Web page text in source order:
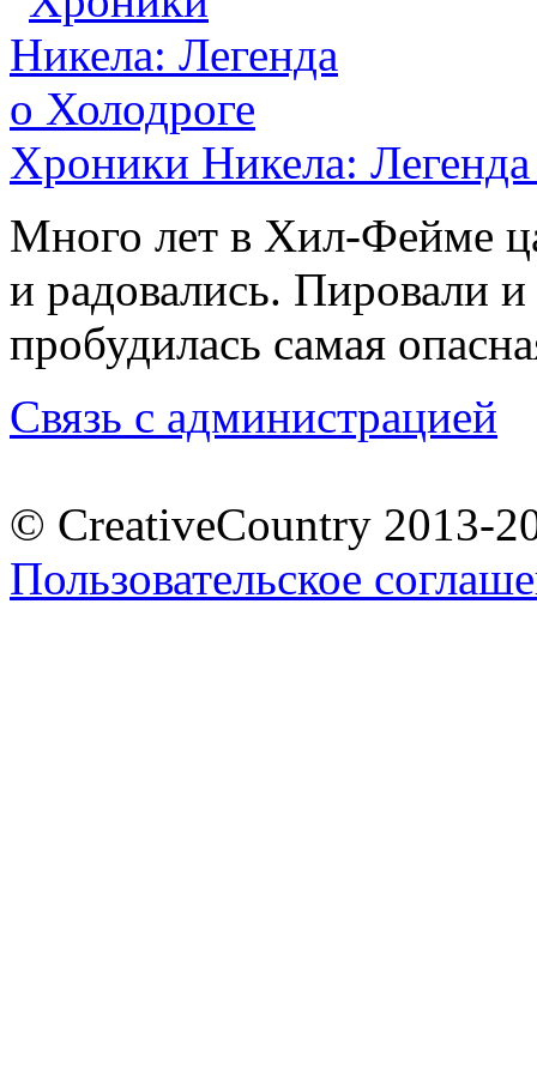
Хроники Никела:
Много лет в Хил-Фейме
и радовались. Пировали
пробудилась самая
Связь с администрацией
© CreativeCountry 2013-
Пользовательское